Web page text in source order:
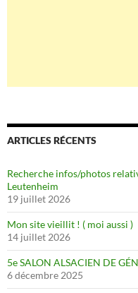
ARTICLES RÉCENTS
Recherche infos/photos
Leutenheim
19 juillet 2026
Mon site vieillit ! ( moi aussi )
14 juillet 2026
5e SALON ALSACIEN DE
6 décembre 2025